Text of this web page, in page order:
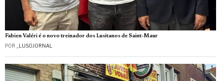
Fabien Valéri é o novo treinador dos Lusitanos de Saint-Maur
POR _LUSOJORNAL